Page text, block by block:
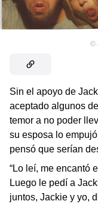
©
Sin el apoyo de
aceptado algunos
temor a no poder
su esposa lo
pensó que serían
“Lo leí, me encantó
Luego le pedí a
juntos, Jackie y yo,